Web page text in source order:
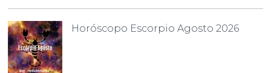
Horóscopo Escorpio Agosto 2026